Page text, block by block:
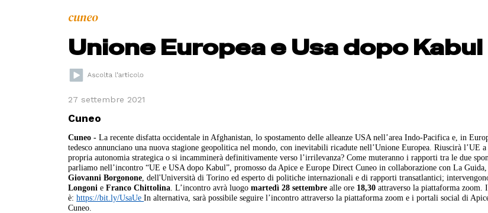
cuneo
Unione Europea e Usa dopo Kabul
27 settembre 2021
Cuneo
Cuneo -La recente disfatta occidentale in Afghanistan, lo spostamento delle alleanze USA nell’area Indo-Pacifica e, in
tedesco annunciano una nuova stagione geopolitica nel mondo, con inevitabili ricadute nell’Unione Europea. Riuscirà l’UE
propria autonomia strategica o si incamminerà definitivamente verso l’irrilevanza? Come muteranno i rapporti tra le due
parliamo nell’incontro “UE e USA dopo Kabul”, promosso da Apice e Europe Direct Cuneo in collaborazione con La
Giovanni Borgonone , dell'Università di Torino ed esperto di politiche internazionali e di rapporti transatlantici;
Longoni eFranco Chittolina . L’incontro avrà luogomartedì 28 settembre alle ore 18,30 attraverso la piattaforma zoom.
è:https://bit.ly/UsaUeIn alternativa, sarà possibile seguire l’incontro attraverso la piattaforma zoom e i portali social di
Cuneo.